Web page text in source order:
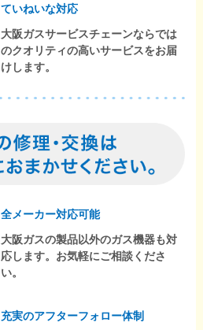
ていねいな対応
大阪ガスサービスチェーンならでは
のクオリティの高いサービスをお届
けします。
全メーカー対応可能
大阪ガスの製品以外のガス機器も対
応します。お気軽にご相談くださ
い。
充実のアフターフォロー体制